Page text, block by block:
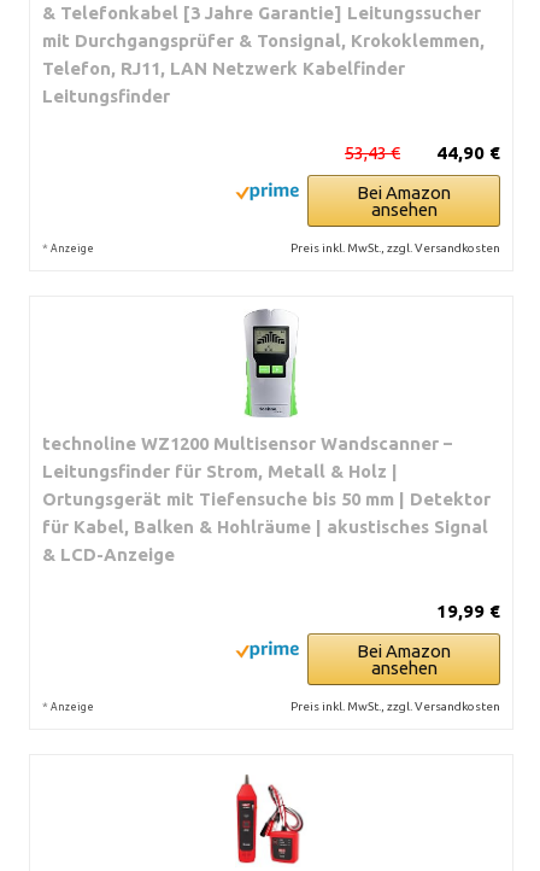
& Telefonkabel [3 Jahre Garantie] Leitungssucher
mit Durchgangsprüfer & Tonsignal, Krokoklemmen,
Telefon, RJ11, LAN Netzwerk Kabelfinder
Leitungsfinder
44,90 €
53,43 €
Bei Amazon
ansehen
* Anzeige Preis inkl. MwSt., zzgl. Versandkosten
technoline WZ1200 Multisensor Wandscanner –
Leitungsfinder für Strom, Metall & Holz |
Ortungsgerät mit Tiefensuche bis 50 mm | Detektor
für Kabel, Balken & Hohlräume | akustisches Signal
& LCD-Anzeige
19,99 €
Bei Amazon
ansehen
* Anzeige Preis inkl. MwSt., zzgl. Versandkosten